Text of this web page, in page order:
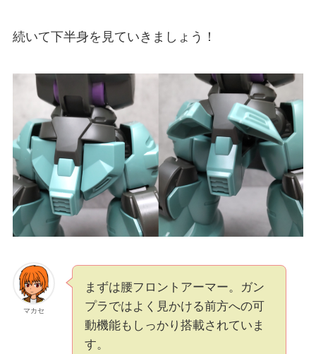
続いて下半身を見ていきましょう！
マカセ
まずは腰フロントアーマー。ガン
プラではよく見かける前方への可
動機能もしっかり搭載されていま
す。